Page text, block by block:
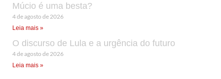
Múcio é uma besta?
4 de agosto de 2026
Leia mais »
O discurso de Lula e a urgência do futuro
4 de agosto de 2026
Leia mais »